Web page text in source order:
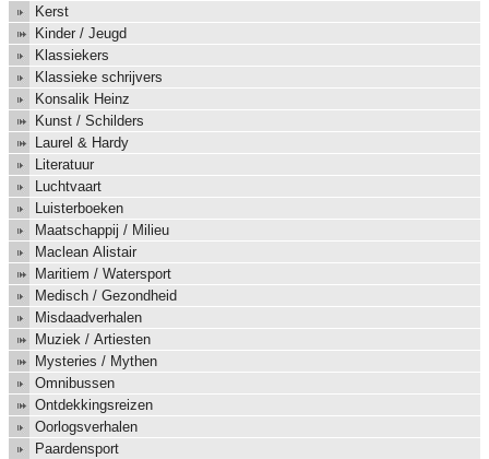
Kerst
Kinder / Jeugd
Klassiekers
Klassieke schrijvers
Konsalik Heinz
Kunst / Schilders
Laurel & Hardy
Literatuur
Luchtvaart
Luisterboeken
Maatschappij / Milieu
Maclean Alistair
Maritiem / Watersport
Medisch / Gezondheid
Misdaadverhalen
Muziek / Artiesten
Mysteries / Mythen
Omnibussen
Ontdekkingsreizen
Oorlogsverhalen
Paardensport